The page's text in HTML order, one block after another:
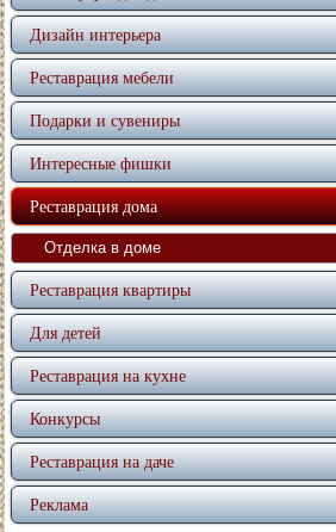
Дизайн интерьера
Реставрация мебели
Подарки и сувениры
Интересные фишки
Реставрация дома
Отделка в доме
Реставрация квартиры
Для детей
Реставрация на кухне
Конкурсы
Реставрация на даче
Реклама